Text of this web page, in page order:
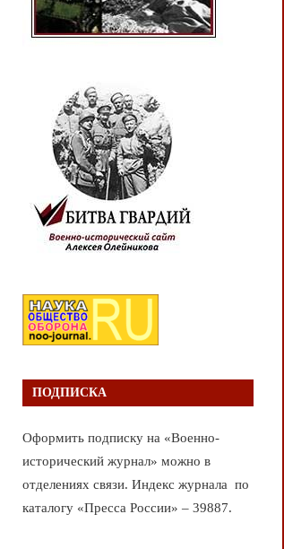
ПОДПИСКА
Оформить подписку на «Военно-
исторический журнал» можно в
отделениях связи. Индекс журнала по
каталогу «Пресса России» – 39887.